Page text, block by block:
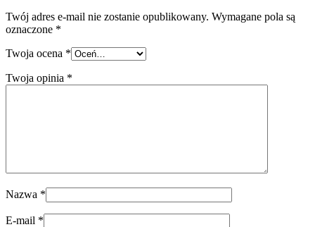
Twój adres e-mail nie zostanie opublikowany. Wymagane pola są
oznaczone *
Twoja ocena *
Twoja opinia *
Nazwa *
E-mail *